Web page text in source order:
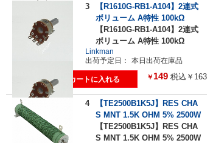
3
【R1610G-RB1-A104】2連式
ボリューム A特性 100kΩ
【R1610G-RB1-A104】2連式
ボリューム A特性 100kΩ
Linkman
出荷予定日：
本日出荷在庫品
￥ 149 税込￥163
4
【TE2500B1K5J】RES CHA
S MNT 1.5K OHM 5% 2500W
【TE2500B1K5J】RES CHA
S MNT 1.5K OHM 5% 2500W